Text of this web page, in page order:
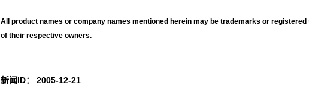
All product names or company names mentioned herein may be trademarks or
of their respective owners.
新闻ID： 2005-12-21